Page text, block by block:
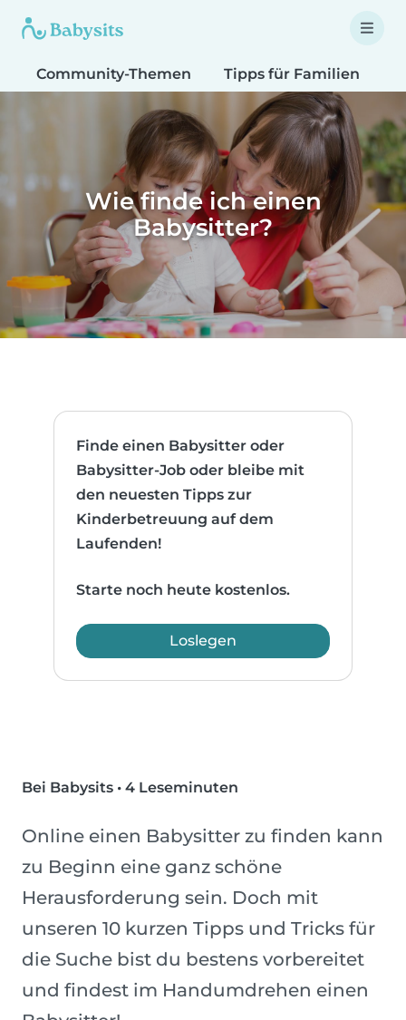
Community-Themen Tipps für Familien
Wie finde ich einen
Babysitter?
Finde einen Babysitter oder
Babysitter-Job oder bleibe mit
den neuesten Tipps zur
Kinderbetreuung auf dem
Laufenden!
Starte noch heute kostenlos.
Loslegen
Bei Babysits • 4 Leseminuten
Online einen Babysitter zu finden kann
zu Beginn eine ganz schöne
Herausforderung sein. Doch mit
unseren 10 kurzen Tipps und Tricks für
die Suche bist du bestens vorbereitet
und findest im Handumdrehen einen